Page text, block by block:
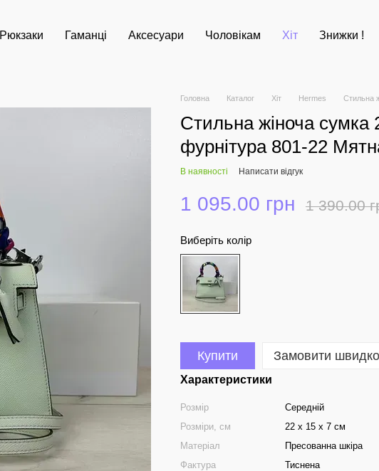
Рюкзаки Гаманці Аксесуари Чоловікам Хіт Знижки !
Головна Каталог Хіт Hermes Стильна
Стильна жіноча сумка
фурнітура 801-22
В наявності Написати відгук
1 095.00 грн 1 390.00
Виберіть колір
Купити Замовити швидко
Характеристики
Розмір
Середній
Розміри, см
22 х 15 х 7 см
Матеріал
Пресованна шкіра
Фактура
Тиснена